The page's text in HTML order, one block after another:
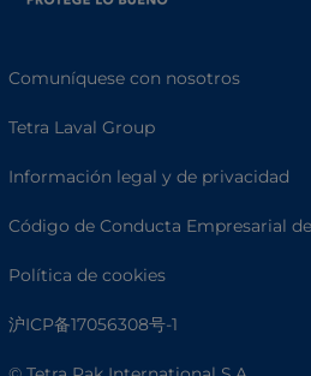
Comuníquese con nosotros
Tetra Laval Group
Información legal y de privacidad
Código de Conducta Empresarial
Política de cookies
沪ICP备17056308号-1